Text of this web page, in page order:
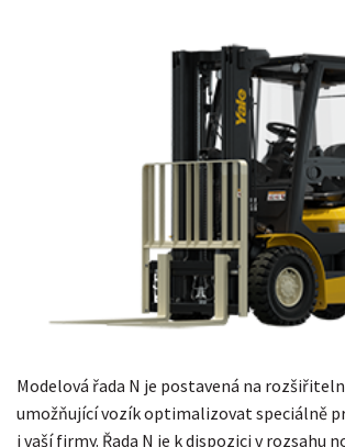
Modelová řada N je postavená na
umožňující vozík optimalizovat speciálně
i vaší firmy. Řada N je k dispozici v rozsahu